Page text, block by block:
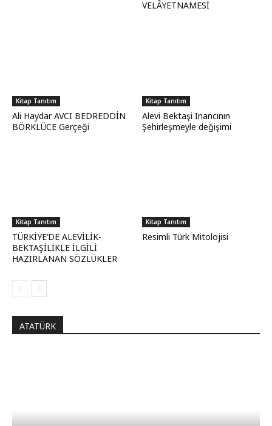
VELÂYETNAMESİ
Kitap Tanıtım
Ali Haydar AVCI BEDREDDİN
BÖRKLÜCE Gerçeği
Kitap Tanıtım
Alevi Bektaşi Inancının
Şehirleşmeyle değişimi
Kitap Tanıtım
TÜRKİYE’DE ALEVİLİK-
BEKTAŞİLİKLE İLGİLİ
HAZIRLANAN SÖZLÜKLER
Kitap Tanıtım
Resimli Türk Mitolojisi
ATATÜRK